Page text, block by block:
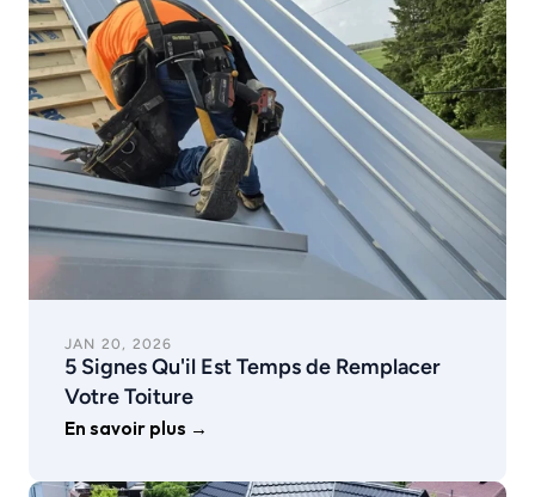
JAN 20, 2026
5 Signes Qu'il Est Temps de Remplacer
Votre Toiture
En savoir plus →